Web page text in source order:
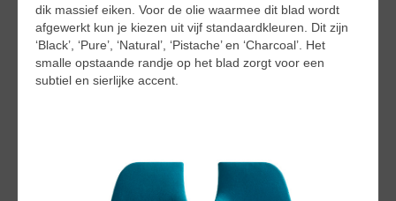
dik massief eiken. Voor de olie waarmee dit blad wordt
afgewerkt kun je kiezen uit vijf standaardkleuren. Dit zijn
‘Black’, ‘Pure’, ‘Natural’, ‘Pistache’ en ‘Charcoal’. Het
smalle opstaande randje op het blad zorgt voor een
subtiel en sierlijke accent.